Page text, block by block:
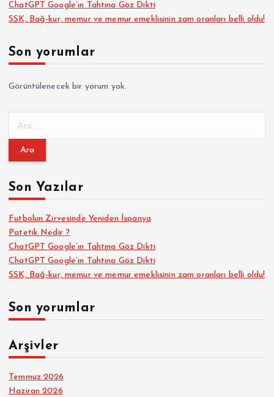
ChatGPT Google’ın Tahtına Göz Dikti
SSK, Bağ-kur, memur ve memur emeklisinin zam oranları belli oldu!
Son yorumlar
Görüntülenecek bir yorum yok.
m
:Son Yazılar
Futbolun Zirvesinde Yeniden İspanya
Patetik Nedir ?
ChatGPT Google’ın Tahtına Göz Dikti
ChatGPT Google’ın Tahtına Göz Dikti
SSK, Bağ-kur, memur ve memur emeklisinin zam oranları belli oldu!
Son yorumlar
Arşivler
Temmuz 2026
Haziran 2026